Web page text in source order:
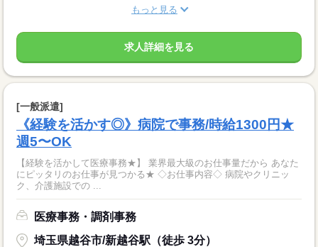
もっと見る
求人詳細を見る
[一般派遣]
《経験を活かす◎》病院で事務/時給1300円★
週5〜OK
【経験を活かして医療事務★】 業界最大級のお仕事量だから あなた
にピッタリのお仕事が見つかる★ ◇お仕事内容◇ 病院やクリニッ
ク、介護施設での ...
医療事務・調剤事務
埼玉県越谷市/新越谷駅（徒歩 3分）